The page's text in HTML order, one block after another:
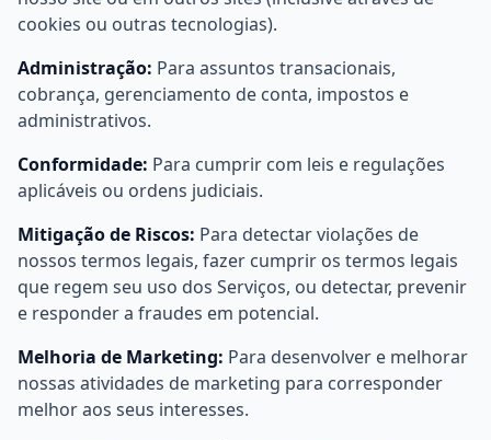
cookies ou outras tecnologias).
Administração: Para assuntos transacionais,
cobrança, gerenciamento de conta, impostos e
administrativos.
Conformidade: Para cumprir com leis e regulações
aplicáveis ou ordens judiciais.
Mitigação de Riscos: Para detectar violações de
nossos termos legais, fazer cumprir os termos legais
que regem seu uso dos Serviços, ou detectar, prevenir
e responder a fraudes em potencial.
Melhoria de Marketing: Para desenvolver e melhorar
nossas atividades de marketing para corresponder
melhor aos seus interesses.